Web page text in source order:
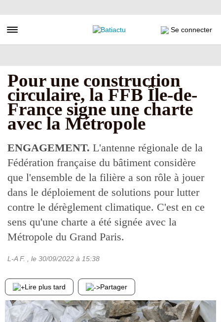
au
principal
Toggle navigation Se connecter
Pour une construction
circulaire, la FFB Île-de-
France signe une charte
avec la Métropole
ENGAGEMENT. L'antenne régionale de la
Fédération française du bâtiment considère
que l'ensemble de la filière a son rôle à jouer
dans le déploiement de solutions pour lutter
contre le dérèglement climatique. C'est en ce
sens qu'une charte a été signée avec la
Métropole du Grand Paris.
L-A F. , le 30/09/2022 à 15:38
Lire plus tard Partager